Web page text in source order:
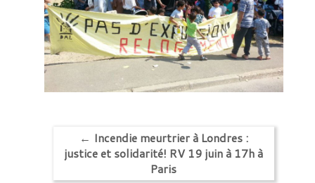
← Incendie meurtrier à Londres :
justice et solidarité! RV 19 juin à 17h à
Paris